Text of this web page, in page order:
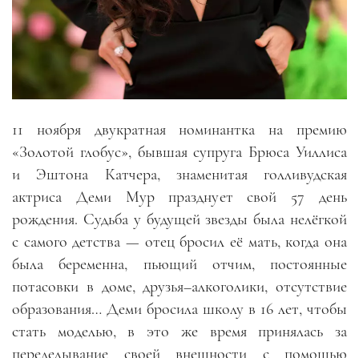
11 ноября двукратная номинантка на премию
«Золотой глобус», бывшая супруга Брюса Уиллиса
и Эштона Катчера, знаменитая голливудская
актриса Деми Мур празднует свой 57 день
рождения. Судьба у будущей звезды была нелёгкой
с самого детства — отец бросил её мать, когда она
была беременна, пьющий отчим, постоянные
потасовки в доме, друзья–алкоголики, отсутствие
образования… Деми бросила школу в 16 лет, чтобы
стать моделью, в это же время принялась за